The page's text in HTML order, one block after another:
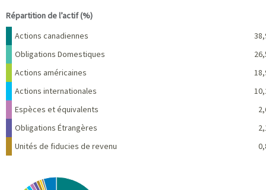
Répartition de l’actif (%)
Nom Pourcentage
Actions canadiennes
Obligations Domestiques
Actions américaines
Actions internationales
Espèces et équivalents
Obligations Étrangères
Unités de fiducies de revenu
Chart